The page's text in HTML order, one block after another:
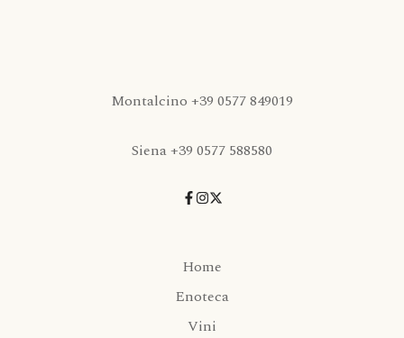
Montalcino +39 0577 849019
Siena +39 0577 588580
Home
Enoteca
Vini